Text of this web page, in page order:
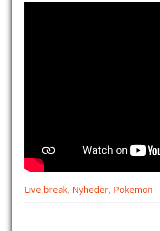
Live break, Nyheder, Pokemon